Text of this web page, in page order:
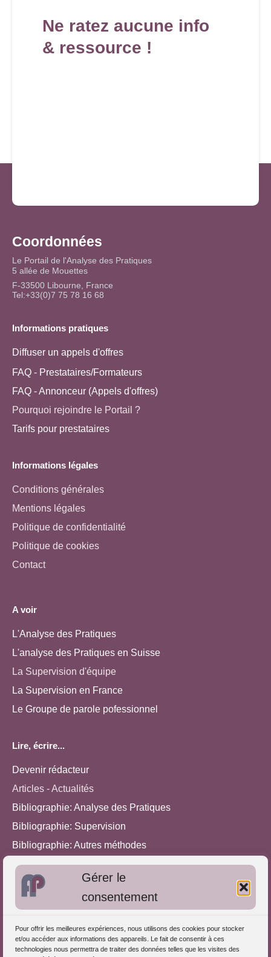
Gérer le
consentement
Pour offrir les meilleures expériences, nous utilisons des cookies pour stocker
et/ou accéder aux informations des appareils. Le fait de consentir à ces
technologies nous permettra de traiter des données telles que les visites des
Ne ratez aucune info
& ressource !
Coordonnées
Le Portail de l'Analyse des Pratiques
5 allée de Mouettes
F-33500 Libourne, France
Tel:+33(0)7 75 78 16 68
Informations pratiques
Diffuser un appels d'offres
FAQ - Prestataires/Formateurs
FAQ - Annonceur (Appels d'offres)
Pourquoi rejoindre le Portail ?
Tarifs pour prestataires
Informations légales
Conditions générales
Mentions légales
Politique de confidentialité
Politique de cookies
Contact
A voir
L'Analyse des Pratiques
L'analyse des Pratiques en Suisse
La Supervision d'équipe
La Supervision en France
Le Groupe de parole pofessionnel
Lire, écrire...
Devenir rédacteur
Articles - Actualités
Bibliographie: Analyse des Pratiques
Bibliographie: Supervision
Bibliographie: Autres méthodes
Approches de l'Analyse des pratiques
Autres informations
S'inscrire dans l'Annuaire
Publiez vos formations